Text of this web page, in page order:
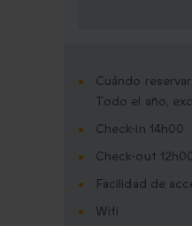
Cuándo reservar:
Todo el año,
Check-in 14h00
Check-out
Facilidad de
Wifi